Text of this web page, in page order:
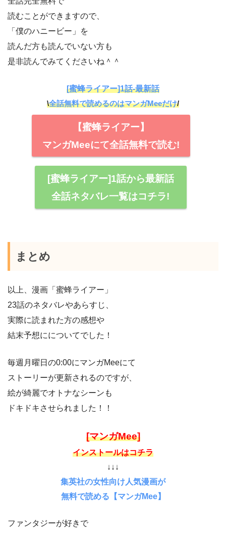
読むことができますので、
「僕のハニービー」を
読んだ方も読んでいない方も
是非読んでみてくださいね＾＾
[蜜蜂ライアー]1話-最新話
\全話無料で読めるのはマンガMeeだけ/
【蜜蜂ライアー】
マンガMeeにて全話無料で読む!
[蜜蜂ライアー]1話から最新話
全話ネタバレ一覧はコチラ!
まとめ
以上、漫画「蜜蜂ライアー」
23話のネタバレやあらすじ、
実際に読まれた方の感想や
結末予想にについてでした！
毎週月曜日の0:00にマンガMeeにて
ストーリーが更新されるのですが、
絵が綺麗でオトナなシーンも
ドキドキさせられました！！
[マンガMee]
インストールはコチラ
↓↓↓
集英社の女性向け人気漫画が
無料で読める【マンガMee】
ファンタジーが好きで